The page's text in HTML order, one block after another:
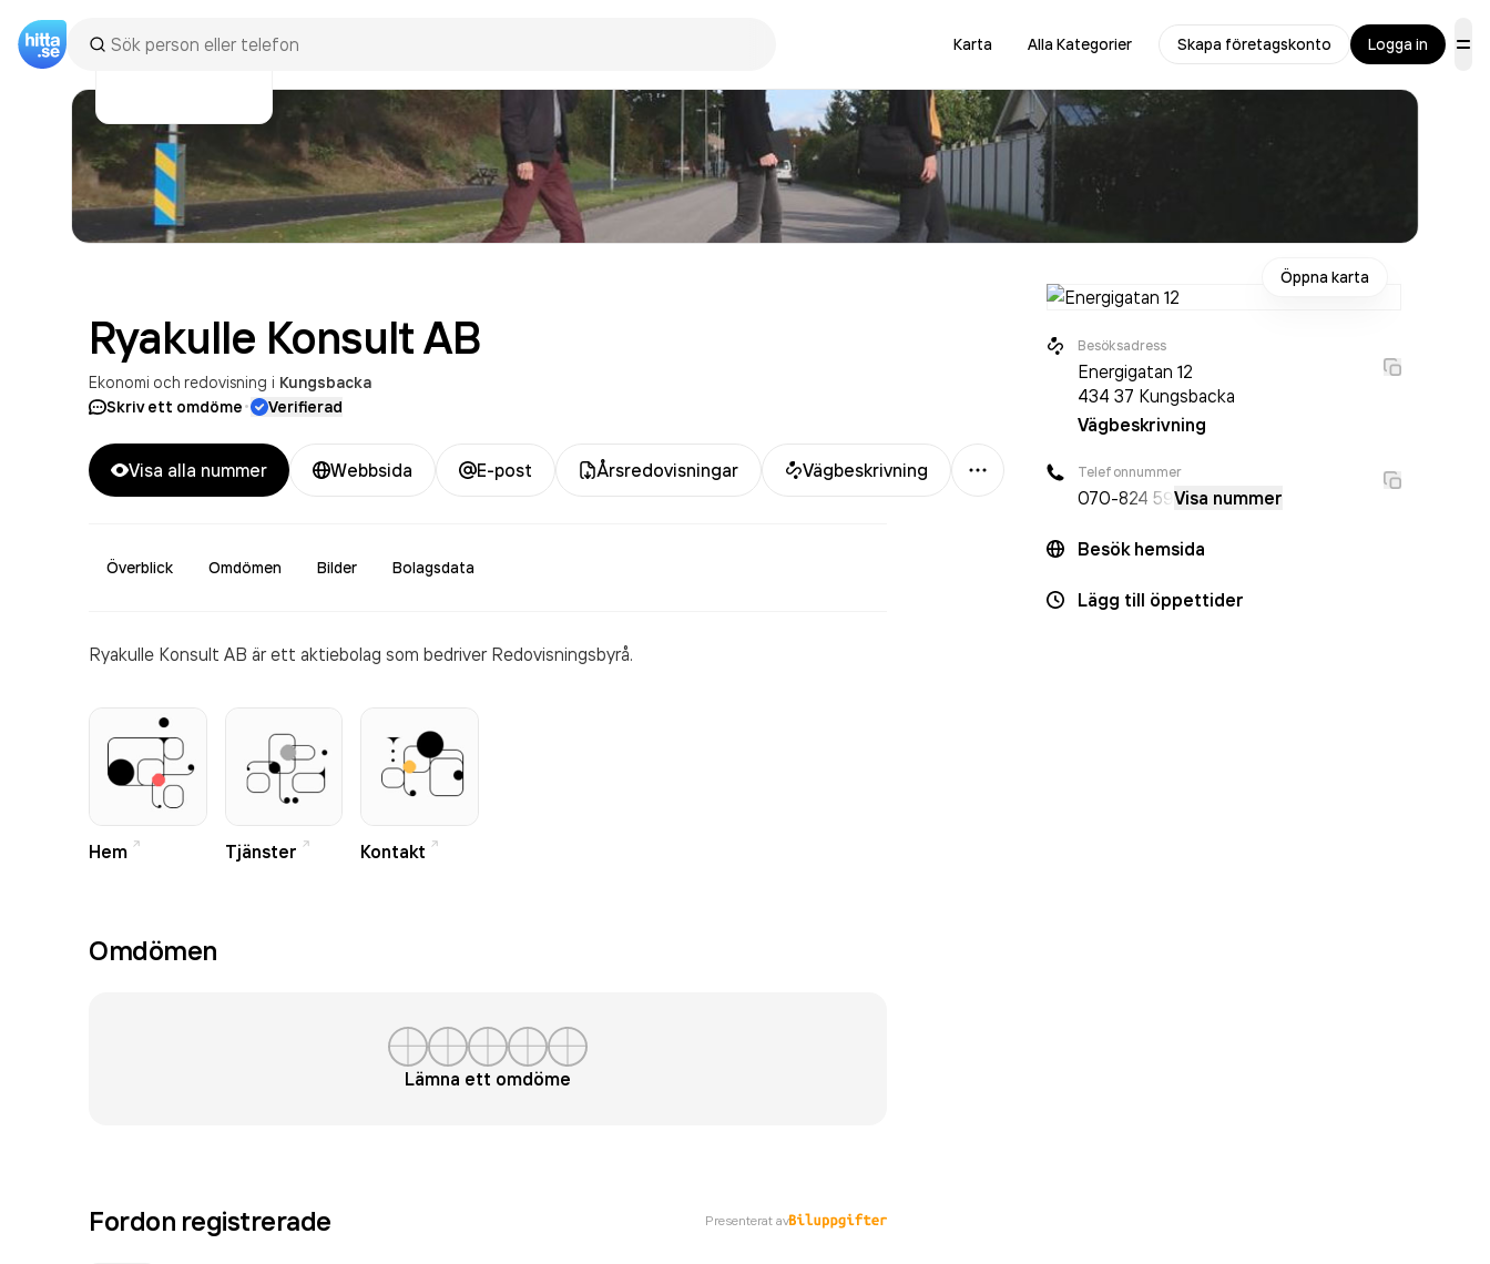
Karta Alla Kategorier Skapa företagskonto Logga in
Ryakulle KonsultAB
Ekonomi och redovisning i Kungsbacka
Skriv ett omdöme· Verifierad
Visa alla nummer Webbsida E-post Årsredovisningar Vägbeskrivning
Mer
Överblick Omdömen Bilder Bolagsdata
Ryakulle Konsult AB är ett aktiebolag som bedriver Redovisningsbyrå.
Hem Tjänster Kontakt
Omdömen
Lämna ett omdöme
Fordon registrerade Presenterat av
Öppna karta
Besöksadress
Energigatan 12
434 37 Kungsbacka
Vägbeskrivning
Telefonnummer
070-824 59 Visa nummer
Besök hemsida
Lägg till öppettider